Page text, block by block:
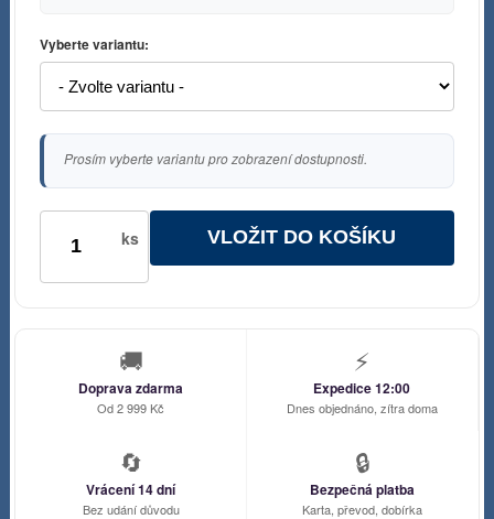
Vyberte variantu:
Prosím vyberte variantu pro zobrazení dostupnosti.
ks VLOŽIT DO KOŠÍKU
🚚
Doprava zdarma
Od 2 999 Kč
⚡
Expedice 12:00
Dnes objednáno, zítra doma
🔄
Vrácení 14 dní
Bez udání důvodu
🔒
Bezpečná platba
Karta, převod, dobírka